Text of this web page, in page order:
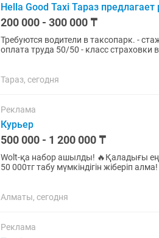
Hella Good Taxi Тараз
200 000 - 300 000 ₸
Требуются водители в таксопарк. - стаж вождения от 5 лет - со знанием Яндекс платформы -
оплата труда 50/50 - класс
Тараз, сегодня
Реклама
Курьер
500 000 - 1 200 000 ₸
Wolt-қа набор ашылды! 🔥Қаладығы ең танымал қосцмша арқылы жұмыс істеп, күніне 30 000 -
50 000тг табу мүмкіндігін жіберіп алма! 💰Бүгін тапқан ақшаңды арнайы қосымша арқылы бір
Алматы, сегодня
Реклама